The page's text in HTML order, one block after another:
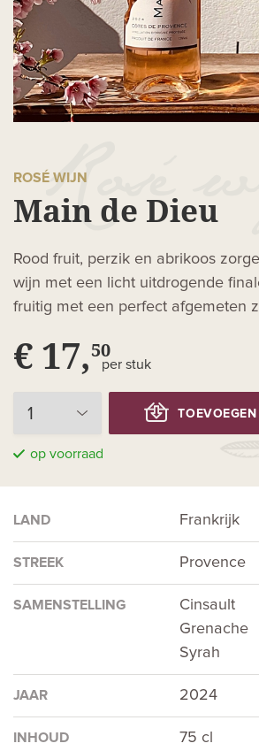
ROSÉ WIJN
Main de Dieu
Rood fruit, perzik en abrikoos
wijn met een licht uitdrogende
fruitig met een perfect afgemeten
€ 17,50
per stuk
TOEVOEGEN
op voorraad
LAND Frankrijk
STREEK Provence
SAMENSTELLING
Cinsault
Grenache
Syrah
JAAR 2024
INHOUD 75 cl